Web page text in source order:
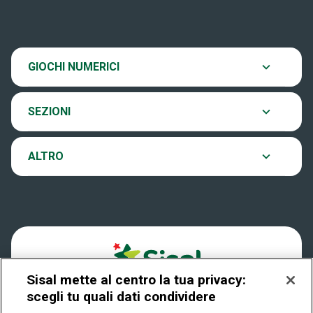
GIOCHI NUMERICI
Eurojackpot
VinciCasa
Play Your Date
SEZIONI
Ultima estrazione
Archivio estrazioni
Verifica vincite
ALTRO
Contatti
Notifiche
Privacy
Sisal mette al centro la tua privacy:
scegli tu quali dati condividere